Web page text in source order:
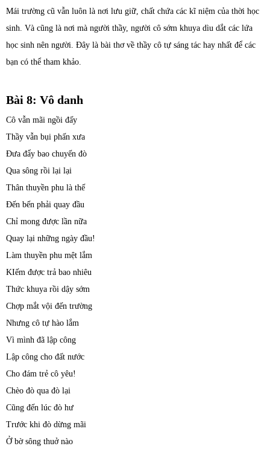
Mái trường cũ vẫn luôn là nơi lưu giữ, chất chứa các kĩ niệm của thời học
sinh. Và cũng là nơi mà người thầy, người cô sớm khuya dìu dắt các lứa
học sinh nên người. Đây là bài thơ về thầy cô tự sáng tác hay nhất để các
bạn có thể tham khảo.
Bài 8: Vô danh
Cô vẫn mãi ngồi đấy
Thầy vẫn bụi phấn xưa
Đưa đẩy bao chuyến đò
Qua sông rồi lại lại
Thân thuyền phu là thế
Đến bến phải quay đầu
Chỉ mong được lần nữa
Quay lại những ngày đầu!
Làm thuyền phu mệt lắm
KIếm được trả bao nhiêu
Thức khuya rồi dậy sớm
Chợp mắt vội đến trường
Nhưng cô tự hào lắm
Vì mình đã lập công
Lập công cho đất nước
Cho đám trẻ cô yêu!
Chèo đò qua đò lại
Cũng đến lúc đò hư
Trước khi đò dừng mãi
Ở bờ sông thuở nào